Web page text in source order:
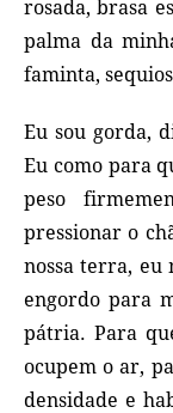
rosada, brasa
palma da
faminta,
Eu sou gorda,
Eu como para
peso
pressionar o
nossa terra, eu
engordo para
pátria. Para
ocupem o ar,
densidade e